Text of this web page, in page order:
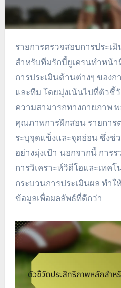
รายการตรวจสอบการประเมินผลการปฏิบัติงาน
สำหรับทีมรักบี้ยูเครนทำหน้
การประเมินด้านต่างๆ ของ
และทีม โดยมุ่งเน้นไปที่ตัวชี้
ความสามารถทางกายภาพ
คุณภาพการฝึกสอน รายการ
ระบุจุดแข็งและจุดอ่อน ซึ่งช่
อย่างมุ่งเป้า นอกจากนี้ การ
การวิเคราะห์วิดีโอและเทค
กระบวนการประเมินผล ทำ
ข้อมูลเพื่อผลลัพธ์ที่ดีกว่า